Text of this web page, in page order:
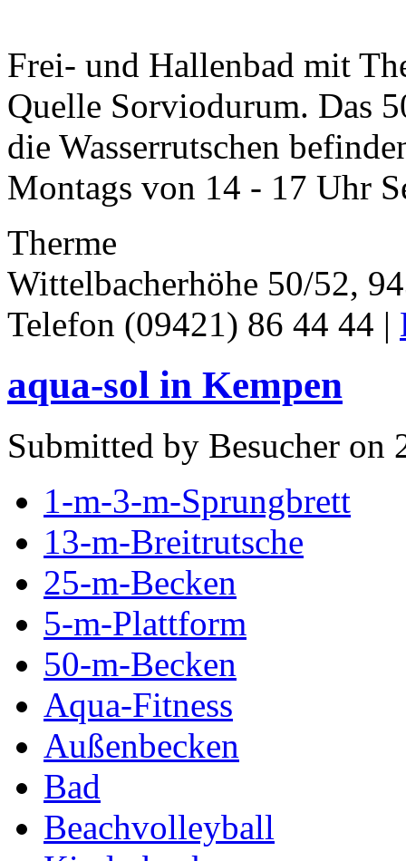
Frei- und Hallenbad mit
Quelle Sorviodurum. Das
die Wasserrutschen
Montags von 14 - 17 Uhr
Therme
Wittelbacherhöhe 50/52,
Telefon (09421) 86 44 44 |
aqua-sol in Kempen
Submitted by Besucher on
1-m-3-m-Sprungbrett
13-m-Breitrutsche
25-m-Becken
5-m-Plattform
50-m-Becken
Aqua-Fitness
Außenbecken
Bad
Beachvolleyball